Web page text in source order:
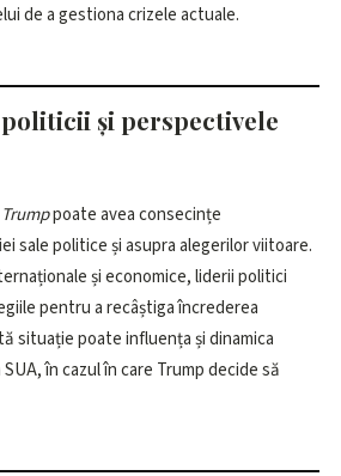
de a gestiona crizele actuale.
și perspectivele
poate avea consecințe
sale politice și asupra alegerilor viitoare.
și economice, liderii politici
pentru a recâștiga încrederea
situație poate influența și dinamica
în cazul în care Trump decide să